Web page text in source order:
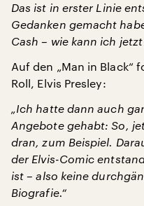
Das ist in erster Linie
Gedanken gemacht
Cash – wie kann ich
Auf den „Man in Black“
Roll, Elvis Presley:
„Ich hatte dann auch
Angebote gehabt: So,
dran, zum Beispiel.
der Elvis-Comic
ist – also keine
Biografie.“